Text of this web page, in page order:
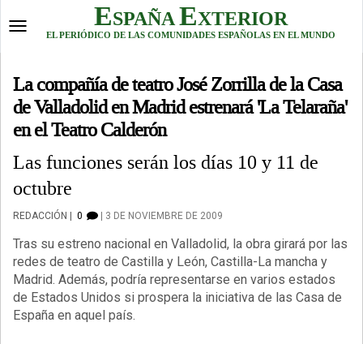
to Toggle
ESPAÑA EXTERIOR
EL PERIÓDICO DE LAS COMUNIDADES ESPAÑOLAS EN EL MUNDO
La compañía de teatro José Zorrilla de la Casa
de Valladolid en Madrid estrenará 'La Telaraña'
en el Teatro Calderón
Las funciones serán los días 10 y 11 de
octubre
REDACCIÓN 0 3 DE NOVIEMBRE DE 2009
Tras su estreno nacional en Valladolid, la obra girará por las
redes de teatro de Castilla y León, Castilla-La mancha y
Madrid. Además, podría representarse en varios estados
de Estados Unidos si prospera la iniciativa de las Casa de
España en aquel país.